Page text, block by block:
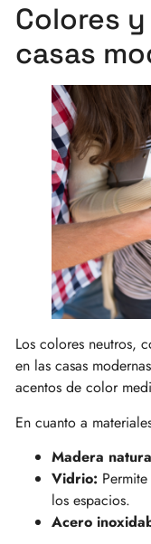
Colores
casas
Los colores neutros,
en las casas
acentos de color
En cuanto a
Madera
Vidrio:
los espacios.
Acero